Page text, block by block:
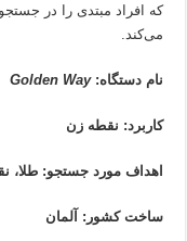
که افراد مبتدی را در
می‌کند.
نام دستگاه:Golden Way
کاربرد: نقطه زن
اهداف مورد جستجو: طلا،
ساخت کشور: آلمان